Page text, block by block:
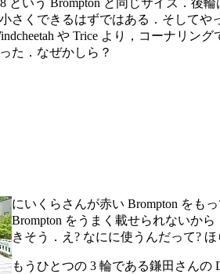
という Brompton と同じサイズ．後
さくできるはずではある．そして
や Trice より，コーナリン
た．なぜかしら？
にいくらさんが赤い Brompton をも
Brompton をうまく載せられないか
きそう．え? なにに使うんだって?
もうひとつの 3 輪である鎌田さんの